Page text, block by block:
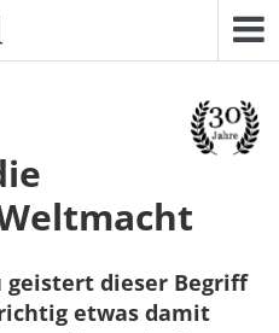
geistert dieser Begriff
etwas damit